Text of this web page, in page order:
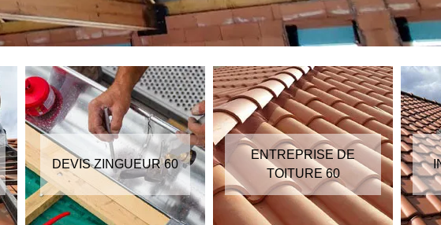
DEVIS ZINGUEUR 60
ENTREPRISE DE
TOITURE 60